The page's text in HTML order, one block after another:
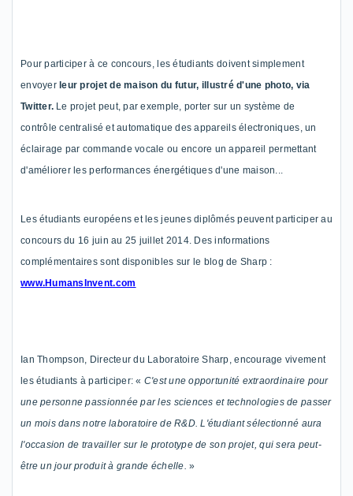
Pour participer à ce concours, les étudiants doivent simplement
envoyer leur projetdemaison du futur, illustré d'une photo, via
Twitter. Le projet peut, par exemple, porter sur un système de
contrô le centralisé et automatique des appareils électroniques,un
éclairage par commande vocale ou encore un appareil permettant
d'améliorer les performances énergétiquesd'une maison...
Les étudiants européens et les jeunesdiplômés peuventparticiper au
concours du 16 juin au 25 juillet 2014. Des informations
complémentaires sont disponibles sur le blog de Sharp :
www.HumansInvent.com
Ian Thompson, Directeur du Laboratoire Sharp, encourage vivement
les étudiants à participer: « C'est une opportunité extraordinaire pour
une personne passionnée par les sciences et technologiesde passer
un mois dans notre laboratoire de R&D. L'étudiant sélectionné aura
l'occasion de travailler sur le prototype de sonprojet, qui sera peut-
êtreun jour produità grande échelle. »